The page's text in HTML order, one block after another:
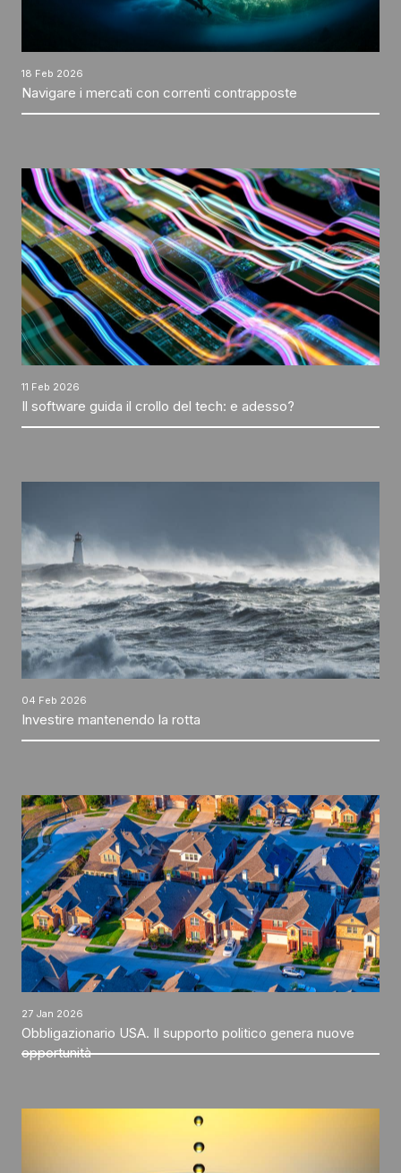
18 Feb 2026
Navigare i mercati con correnti contrapposte
11 Feb 2026
Il software guida il crollo del tech: e adesso?
04 Feb 2026
Investire mantenendo la rotta
27 Jan 2026
Obbligazionario USA. Il supporto politico genera nuove
opportunità